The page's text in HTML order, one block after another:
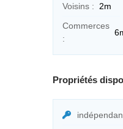
Voisins :
2m
Commerces
:
Propriétés